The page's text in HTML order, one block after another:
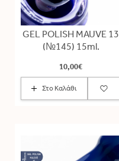
GEL POLISH MAUVE 13
(№145) 15ml.
10,00€
Στο Καλάθι